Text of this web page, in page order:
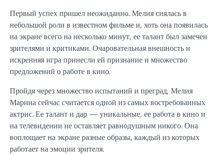
Первый успех пришел неожиданно. Мелия снялась в
небольшой роли в известном фильме и, хоть она появилась
на экране всего на несколько минут, ее талант был замечен
зрителями и критиками. Очаровательная внешность и
искренняя игра принесли ей признание и множество
предложений о работе в кино.
Пройдя через множество испытаний и преград, Мелия
Марина сейчас считается одной из самых востребованных
актрис. Ее талант и дар — уникальные, ее работа в кино и
на телевидении не оставляет равнодушным никого. Она
воплощает на экране разные образы, каждый из которых
работает на эмоции зрителя.